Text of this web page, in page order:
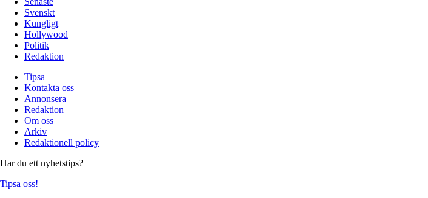
Svenskt
Kungligt
Hollywood
Politik
Redaktion
Tipsa
Kontakta oss
Annonsera
Redaktion
Om oss
Arkiv
Redaktionell policy
Har du ett nyhetstips?
Tipsa oss!